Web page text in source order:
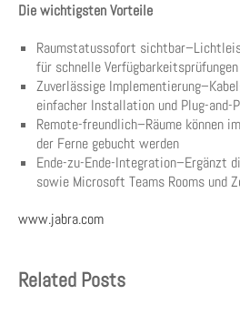
Die wichtigsten Vorteile
Raumstatussofort
für schnelle Verfügbarkeitsprüfungen
Zuverlässige
einfacher Installation und Plug-and-
Remote-freundlich–Räume können
der Ferne gebucht werden
Ende-zu-Ende-Integration–Ergänzt
sowie Microsoft Teams Rooms und
www.jabra.com
Related Posts